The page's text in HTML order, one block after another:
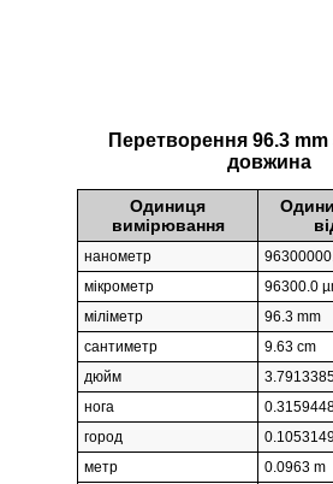
Перетворення 96.3 mm
довжина
Одиниця
вимірювання
нанометр
мікрометр
96300.0
міліметр
96.3 mm
сантиметр
9.63 cm
дюйм
нога
город
метр
0.0963 m